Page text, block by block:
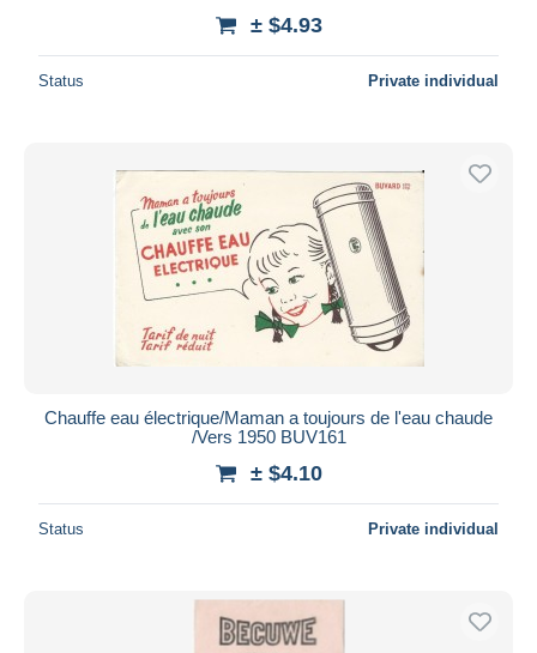
± $4.93
Status Private individual
Chauffe eau électrique/Maman a toujours de l'eau chaude
/Vers 1950 BUV161
± $4.10
Status Private individual